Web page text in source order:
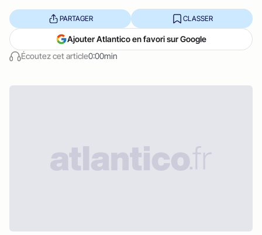
Écoutez cet article0:00min
PARTAGER CLASSER
Ajouter Atlantico en favori sur Google